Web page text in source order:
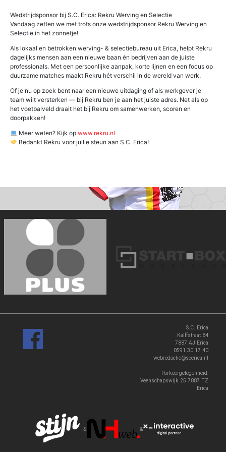
Wedstrijdsponsor bij S.C. Erica: Rekru Werving en Selectie
Vandaag zetten we met trots onze wedstrijdsponsor Rekru Werving en
Selectie in het zonnetje!
Als lokaal en betrokken werving- & selectiebureau uit Erica, helpt Rekru
dagelijks mensen aan een nieuwe baan én bedrijven aan de juiste
professionals. Met een persoonlijke aanpak, korte lijnen en een focus op
duurzame matches maakt Rekru hét verschil in de wereld van werk.
Of je nu op zoek bent naar een nieuwe uitdaging of als werkgever je
team wilt versterken — bij Rekru ben je aan het juiste adres. Net als op
het voetbalveld draait het bij Rekru om samenwerken, scoren en
doorpakken!
Meer weten? Kijk op www.rekru.nl
Bedankt Rekru voor jullie steun aan S.C. Erica!
& &
S.C. Erica
Kalffstraat 84
7887 AJ Erica
0591 30 17 40
webredactie@scerica.nl
Parkeergelegenheid:
Veenschapswijk 25 7887 TZ
Erica